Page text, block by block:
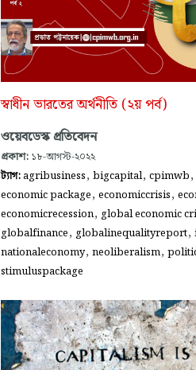
স্বাধীন ভারতের অর্থনীতি (২য় পর্ব)
ওয়েবডেস্ক প্রতিবেদন
প্রকাশ: ১৮-আগস্ট-২০২২
ট্যাগ:agribusiness, bigcapital, cpimwb,
economic package, economiccrisis,
economicrecession, global economic
globalfinance, globalinequalityreport,
nationaleconomy, neoliberalism,
stimuluspackage